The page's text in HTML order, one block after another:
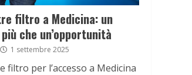
filtro a Medicina: un
che un’opportunità
1 settembre 2025
filtro per l’accesso a Medicina